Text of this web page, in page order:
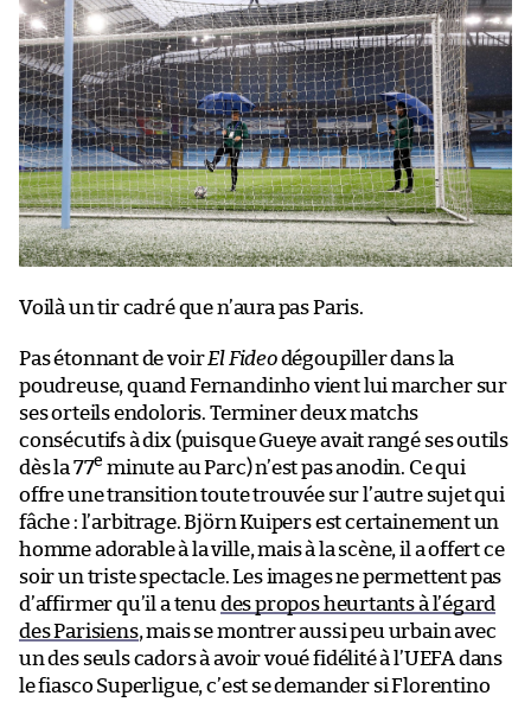
Voilà un tir cadré que n’aura pas Paris.
Pas étonnant de voirEl Fideodégoupiller dans la
poudreuse, quand Fernandinho vient lui marcher sur
ses orteils endoloris. Terminer deux matchs
consécutifs à dix (puisque Gueye avait rangé ses outils
dès la 77e minute au Parc) n’est pas anodin. Ce qui
offre une transition toute trouvée sur l’autre sujet qui
fâche : l’arbitrage. Björn Kuipers est certainement un
homme adorable à la ville, mais à la scène, il a offert ce
soir un triste spectacle. Les images ne permettent pas
d’affirmer qu’il a tenudes propos heurtants à l’égard
des Parisiens, mais se montrer aussi peu urbain avec
un des seuls cadors à avoir voué fidélité à l’UEFA dans
le fiasco Superligue, c’est se demander si Florentino